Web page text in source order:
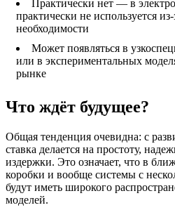
Практически нет — в
практически не используется из-
необходимости
Может появляться в
или в экспериментальных
рынке
Что ждёт будущее?
Общая тенденция очевидна: с
ставка делается на простоту,
издержки. Это означает, что в
коробки и вообще системы с
будут иметь широкого
моделей.